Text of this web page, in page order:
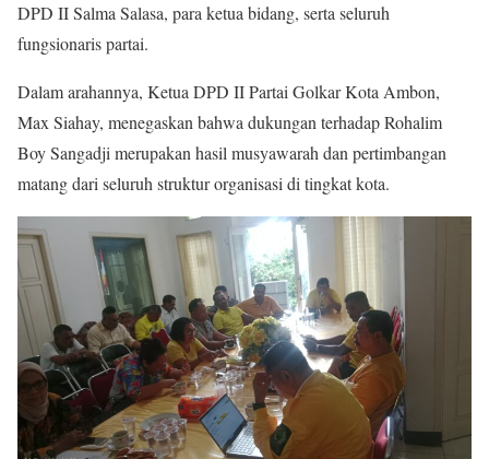
DPD II Salma Salasa, para ketua bidang, serta seluruh
fungsionaris partai.
Dalam arahannya, Ketua DPD II Partai Golkar Kota Ambon,
Max Siahay, menegaskan bahwa dukungan terhadap Rohalim
Boy Sangadji merupakan hasil musyawarah dan pertimbangan
matang dari seluruh struktur organisasi di tingkat kota.